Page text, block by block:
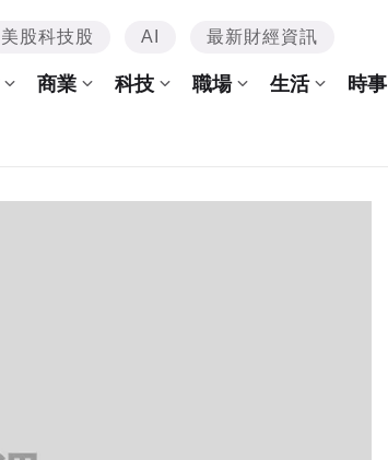
美股科技股 AI 最新財經資訊
商業 科技 職場 生活 時事